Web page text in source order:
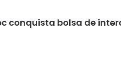
conquista bolsa de